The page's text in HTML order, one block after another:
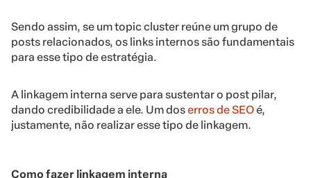
Sendo assim, se um topic cluster reúne um grupo de
posts relacionados, os links internos são fundamentais
para esse tipo de estratégia.
A linkagem interna serve para sustentar o post pilar,
dando credibilidade a ele. Um doserros de SEOé,
justamente, não realizar esse tipo de linkagem.
Como fazer linkagem interna